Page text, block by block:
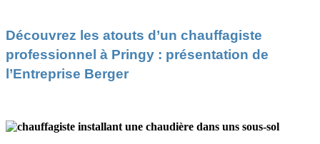
Découvrez les atouts d’un chauffagiste
professionnel à Pringy : présentation de
l’Entreprise Berger